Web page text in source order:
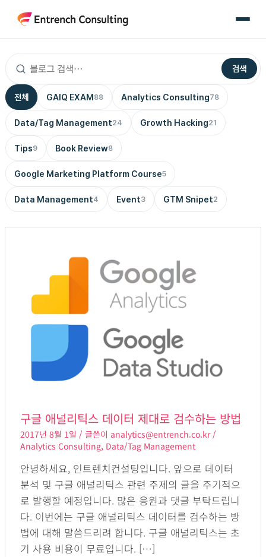
츠
건
너
뛰
기
검색
전체 GAIQ EXAM88 Analytics Consulting78
Data/Tag Management24 Growth Hacking21
Tips9 Book Review8
Google Marketing Platform Course5
Data Management4 Event3 GTM Snipet2
구글 애널리틱스 데이터 제대로 검수하는 방법
2017년 8월 1일/ 글쓴이 analytics@entrench.co.kr/
Analytics Consulting, Data/Tag Management
안녕하세요, 인트렌치컨설팅입니다. 앞으로 데이터
분석 및 구글 애널리틱스 관련 주제의 글을 주기적으
로 발행할 예정입니다. 많은 응원과 댓글 부탁드립니
다. 이번에는 구글 애널리틱스 데이터를 검수하는 방
법에 대해 말씀드리려 합니다. 구글 애널리틱스는 초
기 사용 비용이 무료입니다. […]
로
검
하
는
방
법